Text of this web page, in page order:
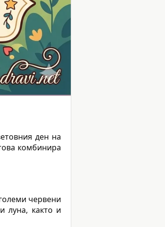
ден на
комбинира
червени
луна, както и